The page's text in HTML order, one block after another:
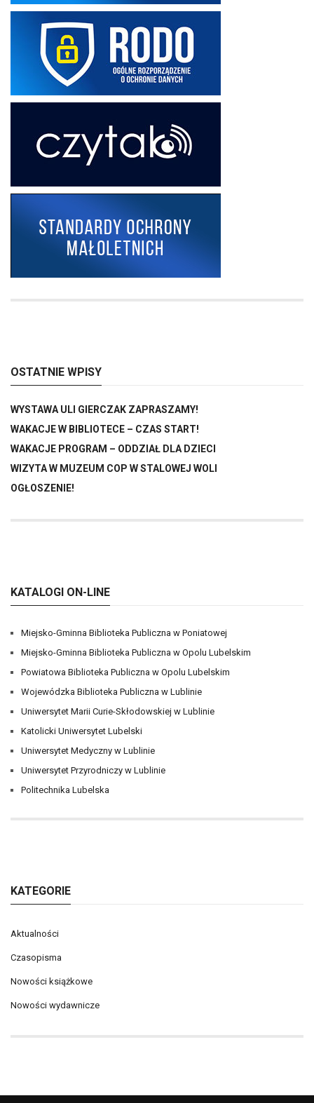
OSTATNIE WPISY
WYSTAWA ULI GIERCZAK ZAPRASZAMY!
WAKACJE W BIBLIOTECE – CZAS START!
WAKACJE PROGRAM – ODDZIAŁ DLA DZIECI
WIZYTA W MUZEUM COP W STALOWEJ WOLI
OGŁOSZENIE!
KATALOGI ON-LINE
Miejsko-Gminna Biblioteka Publiczna w Poniatowej
Miejsko-Gminna Biblioteka Publiczna w Opolu Lubelskim
Powiatowa Biblioteka Publiczna w Opolu Lubelskim
Wojewódzka Biblioteka Publiczna w Lublinie
Uniwersytet Marii Curie-Skłodowskiej w Lublinie
Katolicki Uniwersytet Lubelski
Uniwersytet Medyczny w Lublinie
Uniwersytet Przyrodniczy w Lublinie
Politechnika Lubelska
KATEGORIE
Aktualności
Czasopisma
Nowości książkowe
Nowości wydawnicze